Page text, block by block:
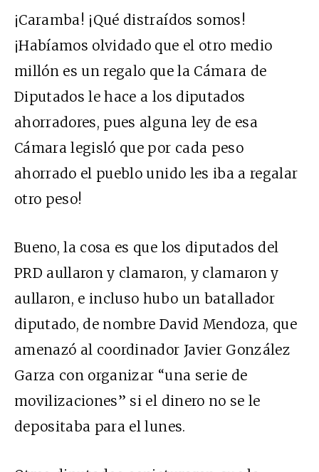
¡Caramba! ¡Qué distraídos somos!
¡Habíamos olvidado que el otro medio
millón es un regalo que la Cámara de
Diputados le hace a los diputados
ahorradores, pues alguna ley de esa
Cámara legisló que por cada peso
ahorrado el pueblo unido les iba a regalar
otro peso!
Bueno, la cosa es que los diputados del
PRD aullaron y clamaron, y clamaron y
aullaron, e incluso hubo un batallador
diputado, de nombre David Mendoza, que
amenazó al coordinador Javier González
Garza con organizar “una serie de
movilizaciones” si el dinero no se le
depositaba para el lunes.